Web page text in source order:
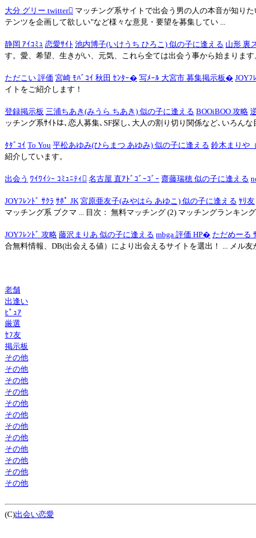
大分 グリー twitter マッチング系サイトで出会う男の人の本音が知り
テンツを企画して欲しい"など様々な意見・要望を募集してい ...
静岡 ｱｲｺﾐｭ 恋愛ｻｲﾄ 池内博子(いけうち ひろこ) 似の子に逢える 山形 裏
す。愛、希望、生きがい、元気、これら全ては出会う事から始まります
ただこい 評価 宮崎 ﾓﾊﾞｺｲ 秋田 ｾﾝﾀｰ� 写ﾒｰﾙ 大宮市 募集掲示板� JOYﾌ
イトをご紹介します！
登録掲示板 三浦ちあき(みうら ちあき) 似の子に逢える BOOiBOO 攻略
ッチング系ｻｲﾄは､恋人募集､SF探し､大人の割り切り関係など､いろん
ﾀﾀﾞｺｲ To You 平松あゆみ(ひらまつ あゆみ) 似の子に逢える 鈴木まりや
紹介しています。
出会う ﾜｲﾜｲｼｰ ｺﾐｭﾆﾃｨ 名古屋 直ｱﾄﾞｺﾞｰｺﾞｰ 齋藤瑞穂 似の子に逢える
JOYﾌﾚﾝﾄﾞ ｻｸﾗ ｻﾎﾟ JK 宮原亜友子(みやはら あゆこ) 似の子に逢える ﾔﾘ友
マッチング系 ブクマ ... 目次： 無料マッチング (2) マッチングランキ
JOYﾌﾚﾝﾄﾞ 攻略 藤沢まりあ 似の子に逢える mbga 評価 HP� ただめーる
合無料情報、DB(出会える値）により出会えるサイトを選出！ ... メル
老舗
出逢い
ﾋﾟｭｱ
厳選
ｾﾌ友
掲示板
その他
その他
その他
その他
その他
その他
その他
その他
その他
その他
その他
その他
(C)出会い恋愛